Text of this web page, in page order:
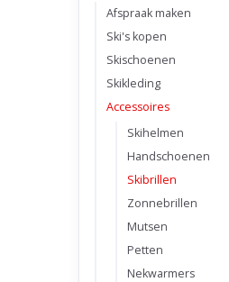
Afspraak maken
Ski's kopen
Skischoenen
Skikleding
Accessoires
Skihelmen
Handschoenen
Skibrillen
Zonnebrillen
Mutsen
Petten
Nekwarmers